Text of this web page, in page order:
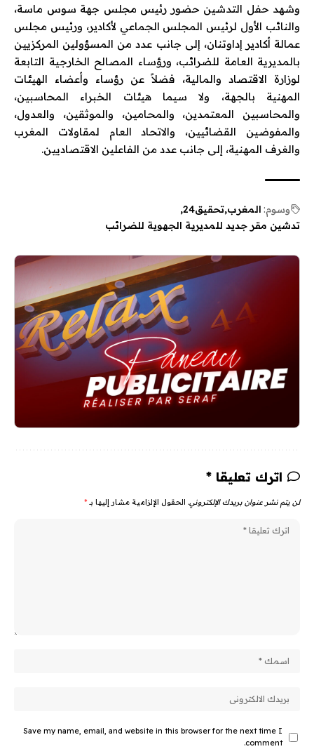
وشهد حفل التدشين حضور رئيس مجلس جهة سوس ماسة،
والنائب الأول لرئيس المجلس الجماعي لأكادير، ورئيس مجلس
عمالة أكادير إداوتنان، إلى جانب عدد من المسؤولين المركزيين
بالمديرية العامة للضرائب، ورؤساء المصالح الخارجية التابعة
لوزارة الاقتصاد والمالية، فضلاً عن رؤساء وأعضاء الهيئات
المهنية بالجهة، ولا سيما هيئات الخبراء المحاسبين،
والمحاسبين المعتمدين، والمحامين، والموثقين، والعدول،
والمفوضين القضائيين، والاتحاد العام لمقاولات المغرب
والغرف المهنية، إلى جانب عدد من الفاعلين الاقتصاديين.
وسوم: المغرب تحقيق24
تدشين مقر جديد للمديرية الجهوية للضرائب
اترك تعليقا *
لن يتم نشر عنوان بريدك الإلكتروني. الحقول الإلزامية مشار إليها بـ *
Save my name, email, and website in this browser for the next time I
comment.